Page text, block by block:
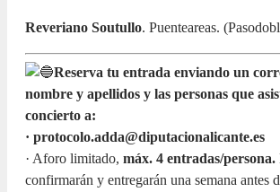
Reveriano Soutullo. Puenteareas.
Reserva tu entrada enviando un
nombre y apellidos y las personas que
concierto a:
· protocolo.adda@diputacionalicante.es
· Aforo limitado, máx. 4 entradas/persona.
confirmarán y entregarán una semana antes